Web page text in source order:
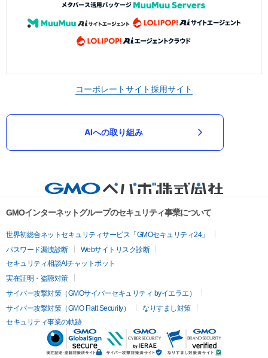
コーポレートサイト採用サイト
AIへの取り組み
GMOインターネットグループのセキュリティ事業について
世界初総合ネットセキュリティサービス「GMOセキュリティ24」
パスワード漏洩診断
Webサイトリスク診断
セキュリティ相談AIチャットボット
実在証明・盗聴対策
サイバー攻撃対策（GMOサイバーセキュリティ byイエラエ）
サイバー攻撃対策（GMO Flatt Security）
なりすまし対策
セキュリティ事業の軌跡